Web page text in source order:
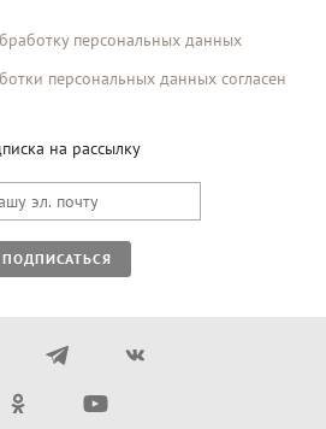
персональных данных
персональных данных согласен
на рассылку
ПОДПИСАТЬСЯ